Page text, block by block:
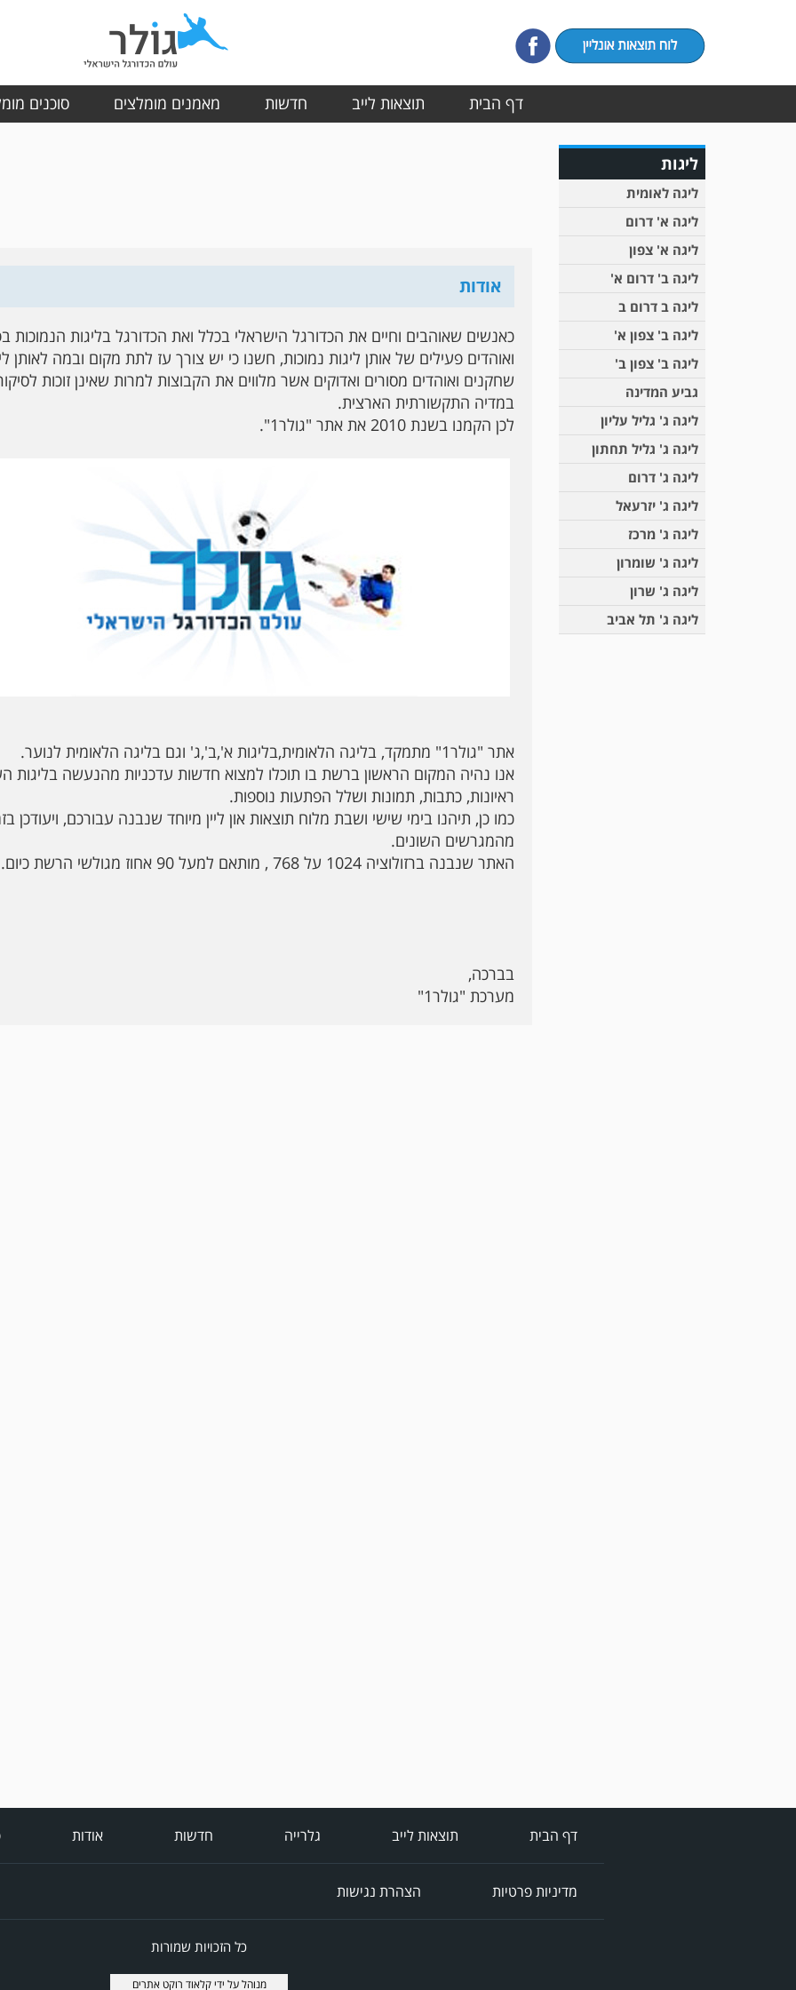
דף הבית תוצאות לייב חדשות מאמנים מומלצים סוכנים
ליגות
ליגה לאומית
ליגה א' דרום
ליגה א' צפון
ליגה ב' דרום א'
ליגה ב דרום ב
ליגה ב' צפון א'
ליגה ב' צפון ב'
גביע המדינה
ליגה ג' גליל עליון
ליגה ג' גליל תחתון
ליגה ג' דרום
ליגה ג' יזרעאל
ליגה ג' מרכז
ליגה ג' שומרון
ליגה ג' שרון
ליגה ג' תל אביב
אודות
כאנשים שאוהבים וחיים את הכדורגל הישראלי בכלל ואת הכדורגל בליגות הנמוכות
ואוהדים פעילים של אותן ליגות נמוכות, חשנו כי יש צורך עז לתת מקום ובמה לאותן
שחקנים ואוהדים מסורים ואדוקים אשר מלווים את הקבוצות למרות שאינן זוכות
במדיה התקשורתית הארצית.
לכן הקמנו בשנת 2010 את אתר "גולר1".
אתר "גולר1" מתמקד, בליגה הלאומית,בליגות א',ב',ג' וגם בליגה הלאומית לנוער.
אנו נהיה המקום הראשון ברשת בו תוכלו למצוא חדשות עדכניות מהנעשה בליגות
ראיונות, כתבות, תמונות ושלל הפתעות נוספות.
כמו כן, תיהנו בימי שישי ושבת מלוח תוצאות און ליין מיוחד שנבנה עבורכם, ויעודכן
מהמגרשים השונים.
האתר שנבנה ברזולוציה 1024 על 768 , מותאם למעל 90 אחוז מגולשי הרשת כיום.
בברכה,
מערכת "גולר1"
דף הבית תוצאות לייב גלרייה חדשות אודות
מדיניות פרטיות הצהרת נגישות
כל הזכויות שמורות
מנוהל על ידיקלאוד רוקט אתרים